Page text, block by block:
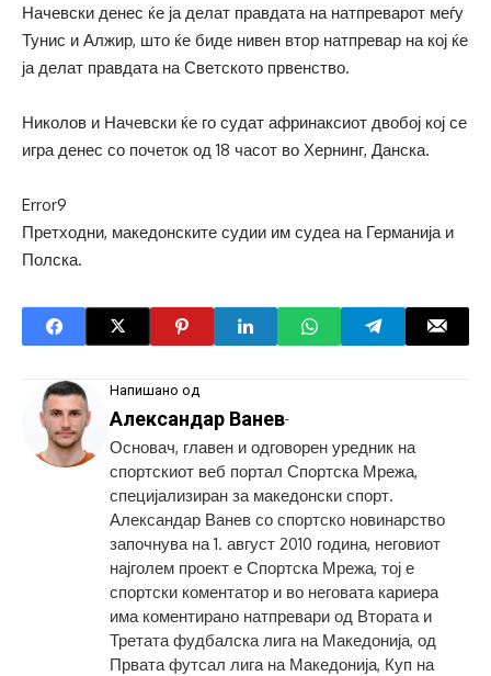
Начевски денес ќе ја делат правдата на натпреварот меѓу
Тунис и Алжир, што ќе биде нивен втор натпревар на кој ќе
ја делат правдата на Светското првенство.
Николов и Начевски ќе го судат афринаксиот двобој кој се
игра денес со почеток од 18 часот во Хернинг, Данска.
Error9
Претходни, македонските судии им судеа на Германија и
Полска.
Напишано од
Александар Ванев-
Основач, главен и одговорен уредник на
спортскиот веб портал Спортска Мрежа,
специјализиран за македонски спорт.
Александар Ванев со спортско новинарство
започнува на 1. август 2010 година, неговиот
најголем проект е Спортска Мрежа, тој е
спортски коментатор и во неговата кариера
има коментирано натпревари од Втората и
Третата фудбалска лига на Македонија, од
Првата футсал лига на Македонија, Куп на